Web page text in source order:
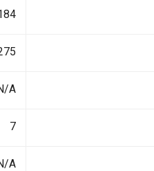
184
A
7
A